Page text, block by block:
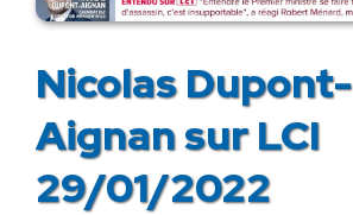
Nicolas Dupont-
Aignan sur LCI
29/01/2022